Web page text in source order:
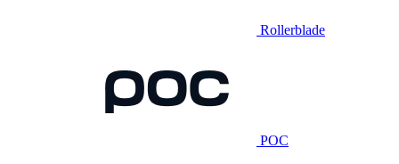
Rollerblade
POC